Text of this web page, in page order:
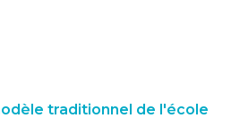
traditionnel de l'école